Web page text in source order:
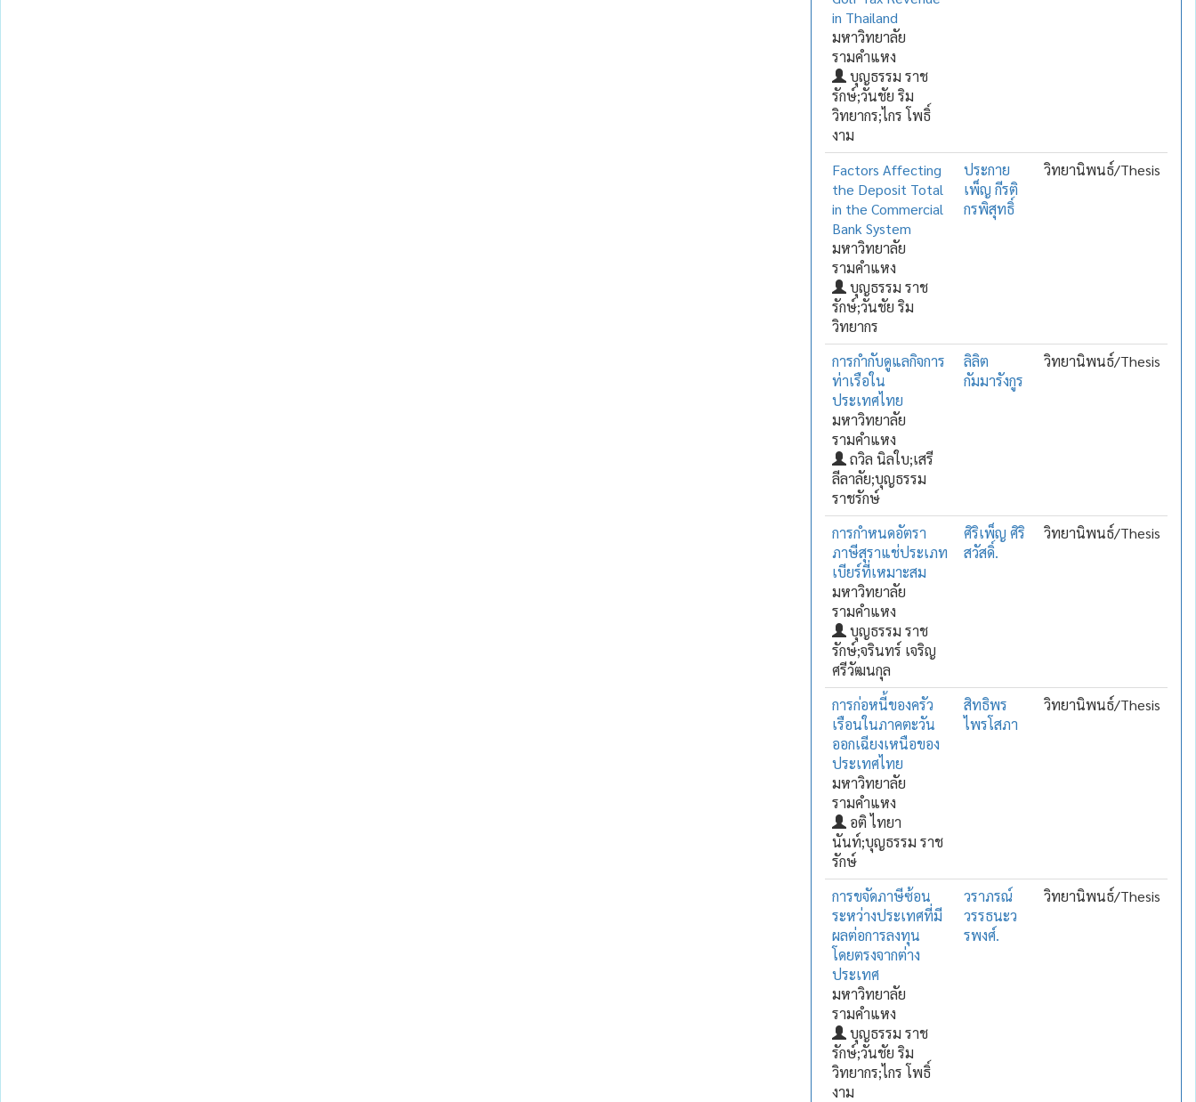
in Thailand
มหาวิทยาลัย
รามคำแหง
บุญธรรม ราช
รักษ์;วันชัย ริม
วิทยากร;ไกร โพธิ์
งาม
Factors Affecting
the Deposit Total
in the Commercial
Bank System
มหาวิทยาลัย
รามคำแหง
บุญธรรม ราช
รักษ์;วันชัย ริม
วิทยากร
ประกาย
เพ็ญ กีรติ
กรพิสุทธิ์
วิทยานิพนธ์/Thesis
การกำกับดูแลกิจการ
ท่าเรือใน
ประเทศไทย
มหาวิทยาลัย
รามคำแหง
ถวิล นิลใบ;เสรี
ลีลาลัย;บุญธรรม
ราชรักษ์
ลิลิต
กัมมารังกูร
วิทยานิพนธ์/Thesis
การกำหนดอัตรา
ภาษีสุราแช่ประเภท
เบียร์ที่เหมาะสม
มหาวิทยาลัย
รามคำแหง
บุญธรรม ราช
รักษ์;จรินทร์ เจริญ
ศรีวัฒนกุล
ศิริเพ็ญ ศิริ
สวัสดิ์.
วิทยานิพนธ์/Thesis
การก่อหนี้ของครัว
เรือนในภาคตะวัน
ออกเฉียงเหนือของ
ประเทศไทย
มหาวิทยาลัย
รามคำแหง
อติ ไทยา
นันท์;บุญธรรม ราช
รักษ์
สิทธิพร
ไพรโสภา
วิทยานิพนธ์/Thesis
การขจัดภาษีซ้อน
ระหว่างประเทศที่มี
ผลต่อการลงทุน
โดยตรงจากต่าง
ประเทศ
มหาวิทยาลัย
รามคำแหง
บุญธรรม ราช
รักษ์;วันชัย ริม
วิทยากร;ไกร โพธิ์
งาม
วราภรณ์
วรรธนะว
รพงศ์.
วิทยานิพนธ์/Thesis